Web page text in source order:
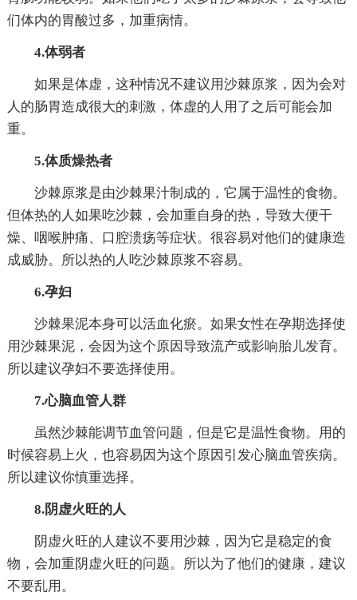
们体内的胃酸过多，加重病情。
4.体弱者
如果是体虚，这种情况不建议用沙棘原浆，因为会对
人的肠胃造成很大的刺激，体虚的人用了之后可能会加
重。
5.体质燥热者
沙棘原浆是由沙棘果汁制成的，它属于温性的食物。
但体热的人如果吃沙棘，会加重自身的热，导致大便干
燥、咽喉肿痛、口腔溃疡等症状。很容易对他们的健康造
成威胁。所以热的人吃沙棘原浆不容易。
6.孕妇
沙棘果泥本身可以活血化瘀。如果女性在孕期选择使
用沙棘果泥，会因为这个原因导致流产或影响胎儿发育。
所以建议孕妇不要选择使用。
7.心脑血管人群
虽然沙棘能调节血管问题，但是它是温性食物。用的
时候容易上火，也容易因为这个原因引发心脑血管疾病。
所以建议你慎重选择。
8.阴虚火旺的人
阴虚火旺的人建议不要用沙棘，因为它是稳定的食
物，会加重阴虚火旺的问题。所以为了他们的健康，建议
不要乱用。